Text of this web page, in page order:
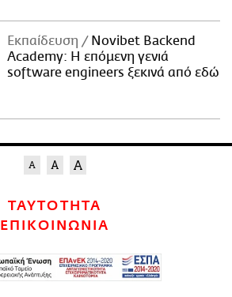
Εκπαίδευση
Novibet Backend
Academy: Η επόμενη γενιά
software engineers ξεκινά από εδώ
ΤΑΥΤΟΤΗΤΑ
ΕΠΙΚΟΙΝΩΝΙΑ